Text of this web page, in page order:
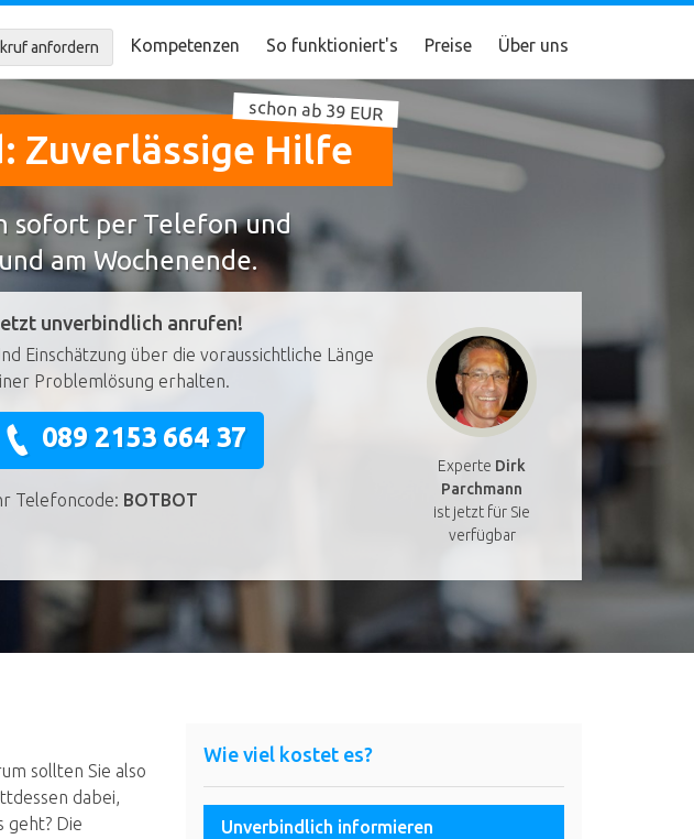
anfordern Kompetenzen So funktioniert's Preise Über uns
Zuverlässige Hilfe
schon ab 39 EUR
sofort per Telefon und
am Wochenende.
Experte Dirk
Parchmann
ist jetzt für Sie
verfügbar
unverbindlich anrufen!
Einschätzung über die voraussichtliche Länge
Problemlösung erhalten.
089 2153 664 37
Telefoncode: BOTBOT
sollten Sie also
dabei,
geht? Die
Wie viel kostet es?
Unverbindlich informieren